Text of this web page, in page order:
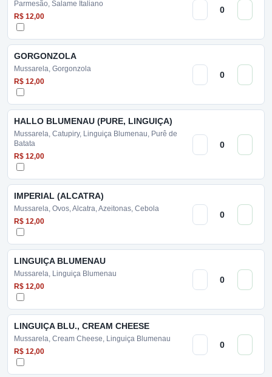
Parmesão, Salame Italiano
R$ 12,00
GORGONZOLA
Mussarela, Gorgonzola
R$ 12,00
HALLO BLUMENAU (PURE, LINGUIÇA)
Mussarela, Catupiry, Linguiça Blumenau, Purê de
Batata
R$ 12,00
IMPERIAL (ALCATRA)
Mussarela, Ovos, Alcatra, Azeitonas, Cebola
R$ 12,00
LINGUIÇA BLUMENAU
Mussarela, Linguiça Blumenau
R$ 12,00
LINGUIÇA BLU., CREAM CHEESE
Mussarela, Cream Cheese, Linguiça Blumenau
R$ 12,00